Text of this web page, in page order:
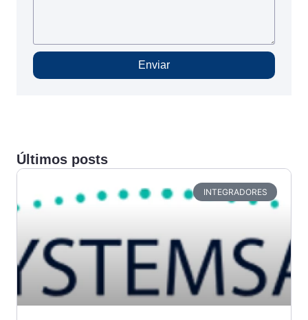
Enviar
Últimos posts
INTEGRADORES